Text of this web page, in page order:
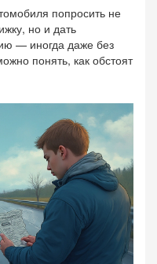
попросить не
но и дать
— иногда даже без
понять, как обстоят